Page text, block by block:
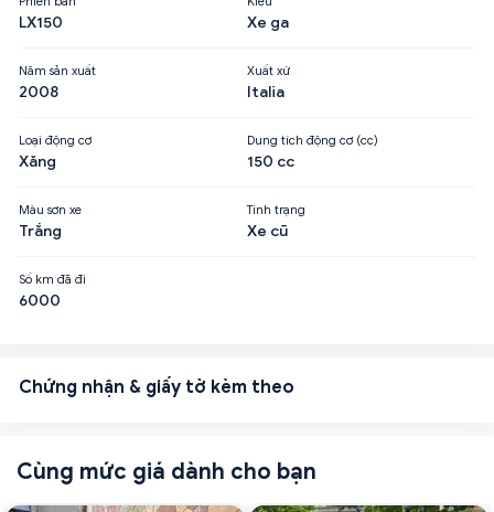
LX150 Xe ga
Năm sản xuất
2008
Xuất xứ
Italia
Loại động cơ
Xăng
Dung tích động cơ (cc)
150 cc
Màu sơn xe
Trắng
Tình trạng
Xe cũ
Số km đã đi
6000
Chứng nhận & giấy tờ kèm theo
Cùng mức giá dành cho bạn